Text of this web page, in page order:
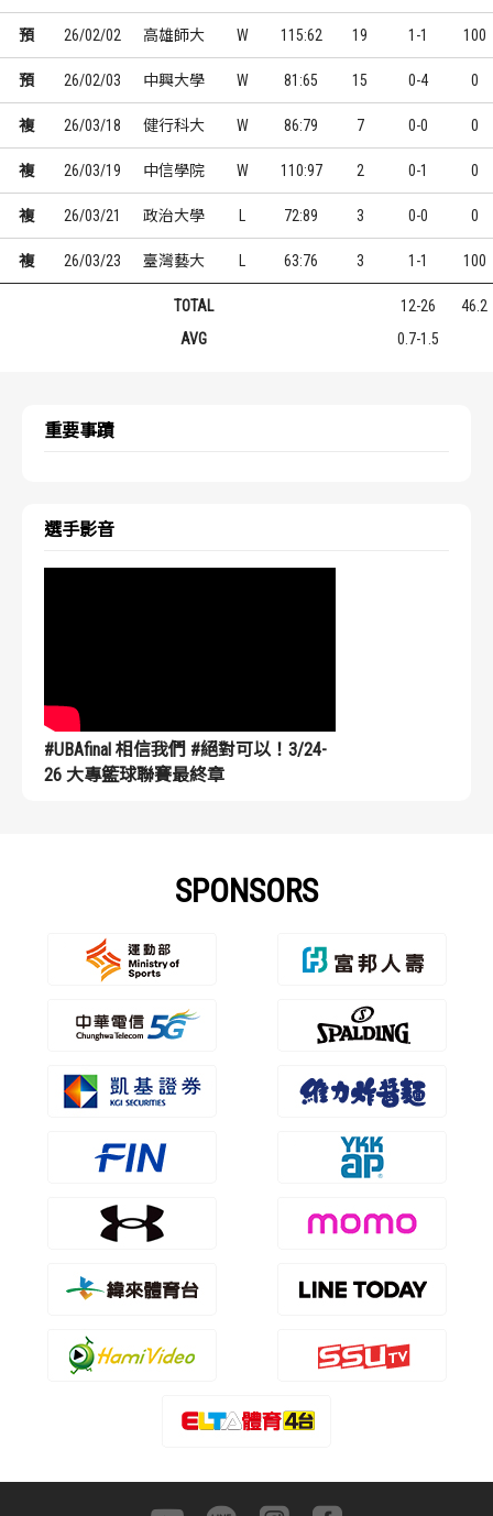
預 26/02/02 高雄師大 W 115:62 19 1-1 100
預 26/02/03 中興大學 W 81:65 15 0-4 0
複 26/03/18 健行科大 W 86:79 7 0-0 0
複 26/03/19 中信學院 W 110:97 2 0-1 0
複 26/03/21 政治大學 72:89 3 0-0 0
複 26/03/23 臺灣藝大 63:76 3 1-1 100
TOTAL 12-26
46.2
AVG
0.7-1.5
重要事蹟
選手影音
#UBAfinal 相信我們 #絕對可以！3/24-
26 大專籃球聯賽最終章
SPONSORS